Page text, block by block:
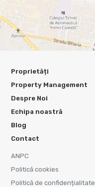
Proprietăți
Property Management
Despre Noi
Echipa noastră
Blog
Contact
ANPC
Politică cookies
Politică de confidențialitate